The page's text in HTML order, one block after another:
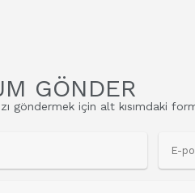
GÖNDER
göndermek için alt kısımdaki